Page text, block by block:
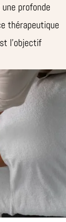
profonde
thérapeutique
l’objectif